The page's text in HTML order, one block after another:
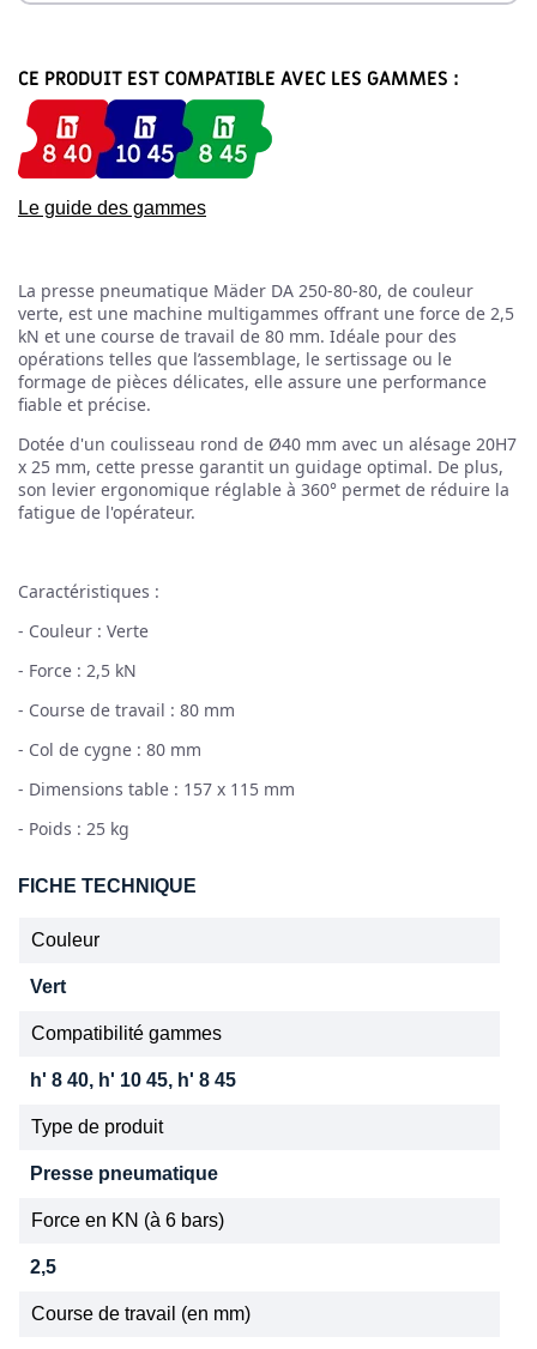
CE PRODUIT EST COMPATIBLE AVEC LES GAMMES :
Le guide des gammes
La presse pneumatique Mäder DA 250-80-80, de couleur
verte, est une machine multigammes offrant une force de 2,5
kN et une course de travail de 80 mm. Idéale pour des
opérations telles que l’assemblage, le sertissage ou le
formage de pièces délicates, elle assure une performance
fiable et précise.
Dotée d'un coulisseau rond de Ø40 mm avec un alésage 20H7
x 25 mm, cette presse garantit un guidage optimal. De plus,
son levier ergonomique réglable à 360° permet de réduire la
fatigue de l'opérateur.
Caractéristiques :
- Couleur : Verte
- Force : 2,5 kN
- Course de travail : 80 mm
- Col de cygne : 80 mm
- Dimensions table : 157 x 115 mm
- Poids : 25 kg
FICHE TECHNIQUE
Couleur
Vert
Compatibilité gammes
h' 8 40, h' 10 45, h' 8 45
Type de produit
Presse pneumatique
Force en KN (à 6 bars)
2,5
Course de travail (en mm)